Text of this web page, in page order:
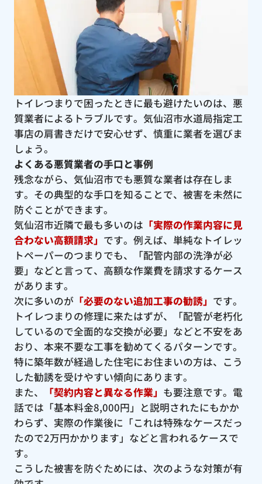
トイレつまりで困ったときに最も避けたいのは、悪
質業者によるトラブルです。気仙沼市水道局指定工
事店の肩書きだけで安心せず、慎重に業者を選びま
しょう。
よくある悪質業者の手口と事例
残念ながら、気仙沼市でも悪質な業者は存在しま
す。その典型的な手口を知ることで、被害を未然に
防ぐことができます。
気仙沼市近隣で最も多いのは 「実際の作業内容に見
合わない高額請求」 です。例えば、単純なトイレッ
トペーパーのつまりでも、「配管内部の洗浄が必
要」などと言って、高額な作業費を請求するケース
があります。
次に多いのが「必要のない追加工事の勧誘」 です。
トイレつまりの修理に来たはずが、「配管が老朽化
しているので全面的な交換が必要」などと不安をあ
おり、本来不要な工事を勧めてくるパターンです。
特に築年数が経過した住宅にお住まいの方は、こう
した勧誘を受けやすい傾向にあります。
また、
「契約内容と異なる作業」 も要注意です。電
話では「基本料金8,000円」と説明されたにもかか
わらず、実際の作業後に「これは特殊なケースだっ
たので2万円かかります」などと言われるケースで
す。
こうした被害を防ぐためには、次のような対策が有